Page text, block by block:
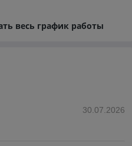
весь график работы
30.07.2026